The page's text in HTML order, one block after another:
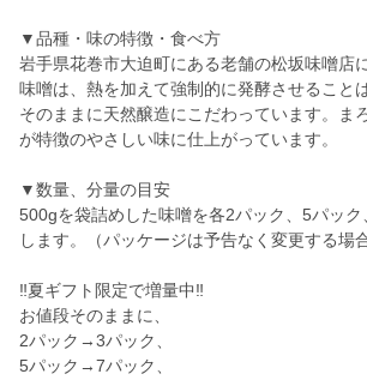
▼品種・味の特徴・食べ方
岩手県花巻市大迫町にある老舗の松坂味噌店
味噌は、熱を加えて強制的に発酵させること
そのままに天然醸造にこだわっています。ま
が特徴のやさしい味に仕上がっています。
▼数量、分量の目安
500gを袋詰めした味噌を各2パック、5パック
します。（パッケージは予告なく変更する場
‼️夏ギフト限定で増量中‼️
お値段そのままに、
2パック→3パック、
5パック→7パック、